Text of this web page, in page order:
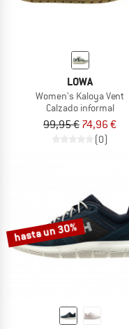
LOWA
Women's Kaloya Vent
Calzado informal
99,95 € 74,96 €
(0)
hasta un 30%